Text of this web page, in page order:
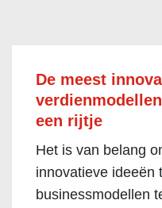
De meest
een rijtje
Het is van belang
innovatieve ideeën
businessmodellen